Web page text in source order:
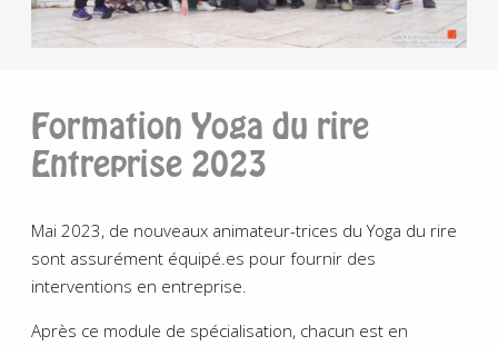
Formation Yoga du rire
Entreprise 2023
Mai 2023, de nouveaux animateur-trices du Yoga du rire
sont assurément équipé.es pour fournir des
interventions en entreprise.
Après ce module de spécialisation, chacun est en